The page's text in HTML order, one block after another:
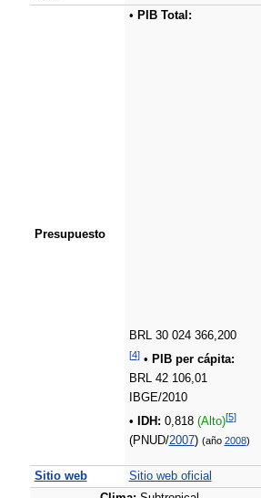
Presupuesto
• PIB Total:
BRL 30 024 366,200
[4]• PIB per cápita:
BRL 42 106,01
IBGE/2010
•
IDH: 0,818 (Alto)[5]
(PNUD/2007) (año 2008)
Sitio web
Sitio web oficial